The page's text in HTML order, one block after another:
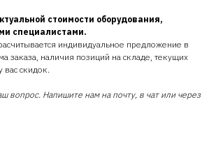
стоимости оборудования,
специалистами.
индивидуальное предложение в
заказа, наличия позиций на складе, текущих
скидок.
вопрос. Напишите нам на почту, в чат или через